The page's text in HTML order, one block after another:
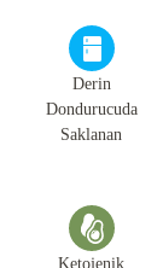
Derin
Dondurucuda
Saklanan
Ketojenik